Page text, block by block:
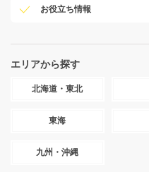
お役立ち情報
エリアから探す
北海道・東北
東海
九州・沖縄